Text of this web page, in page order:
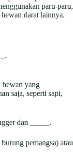
paru-paru,
hewan darat lainnya.
yang
saja, seperti sapi,
dan _____.
pemangsa) atau